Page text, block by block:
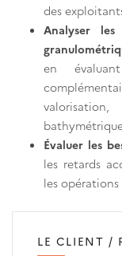
des
Analyser les
en
Évaluer les
les retards
les opérations
LE CLIENT /